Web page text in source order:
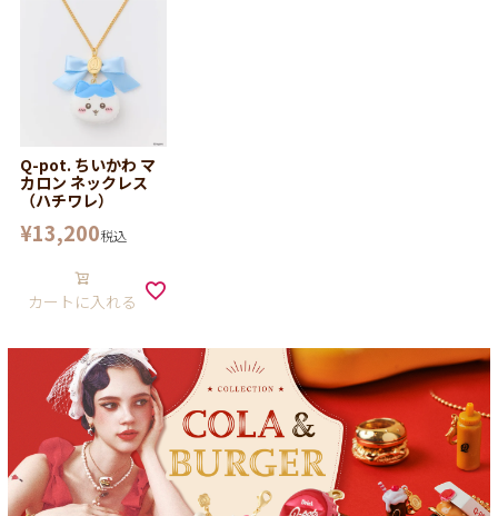
Q-pot. ちいかわ マ
カロン ネックレス
（ハチワレ）
¥13,200税込
カートに入れる